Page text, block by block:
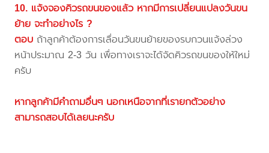
10. แจ้งจองคิวรถขนของแล้ว หากมีการเปลี่ยนแปลงวันขน
ย้าย จะทำอย่างไร ?
ตอบ ถ้าลูกค้าต้องการเลื่อนวันขนย้ายของรบกวนแจ้งล่วง
หน้าประมาณ 2-3 วัน เพื่อทางเราจะได้จัดคิวรถขนของให้ใหม่
ครับ
หากลูกค้ามีคำถามอื่นๆ นอกเหนือจากที่เรายกตัวอย่าง
สามารถสอบได้เลยนะครับ